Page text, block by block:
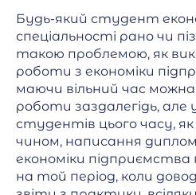
Будь-який студент
спеціальності рано чи
такою проблемою, як
роботи з економіки
маючи вільний час
роботи заздалегідь, але
студентів цього часу,
чином, написання
економіки
на той період, коли